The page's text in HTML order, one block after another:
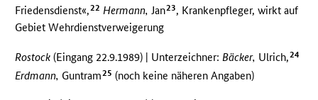
Friedensdienst«,22 Hermann, Jan23, Krankenpfleger, wirkt auf
Gebiet Wehrdienstverweigerung
Rostock (Eingang 22.9.1989) | Unterzeichner:Bäcker, Ulrich,24
Erdmann, Guntram25 (noch keine näheren Angaben)